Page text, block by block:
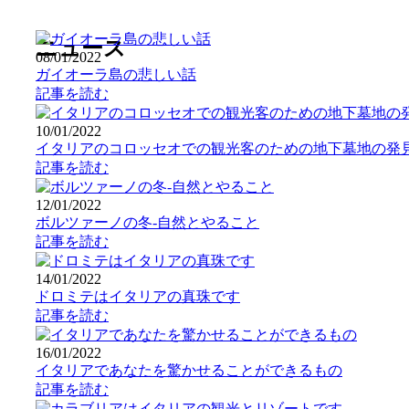
ニュース
08/01/2022
ガイオーラ島の悲しい話
記事を読む
10/01/2022
イタリアのコロッセオでの観光客のための地下墓地の発
記事を読む
12/01/2022
ボルツァーノの冬-自然とやること
記事を読む
14/01/2022
ドロミテはイタリアの真珠です
記事を読む
16/01/2022
イタリアであなたを驚かせることができるもの
記事を読む